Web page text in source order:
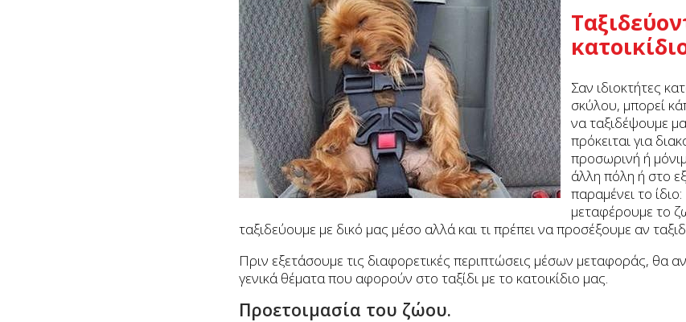
Σαν ιδιοκτήτες
σκύλου, μπορεί
να ταξιδέψουμε
πρόκειται για
προσωρινή ή
άλλη πόλη ή στο
παραμένει το
μεταφέρουμε το
ταξιδεύουμε με δικό μας μέσο αλλά και τι πρέπει να προσέξουμε αν
Πριν εξετάσουμε τις διαφορετικές περιπτώσεις μέσων μεταφοράς, θα
γενικά θέματα που αφορούν στο ταξίδι με το κατοικίδιο μας.
Προετοιμασία του ζώου.